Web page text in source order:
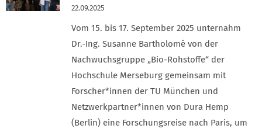
22.09.2025
Vom 15. bis 17. September 2025 unternahm
Dr.-Ing. Susanne Bartholomé von der
Nachwuchsgruppe „Bio-Rohstoffe“ der
Hochschule Merseburg gemeinsam mit
Forscher*innen der TU München und
Netzwerkpartner*innen von Dura Hemp
(Berlin) eine Forschungsreise nach Paris, um